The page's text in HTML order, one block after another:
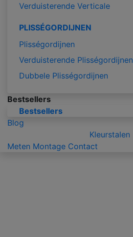
Verduisterende Verticale
PLISSÉGORDIJNEN
Plisségordijnen
Verduisterende Plisségordijnen
Dubbele Plisségordijnen
Bestsellers
Bestsellers
Blog
Kleurstalen
Meten Montage Contact